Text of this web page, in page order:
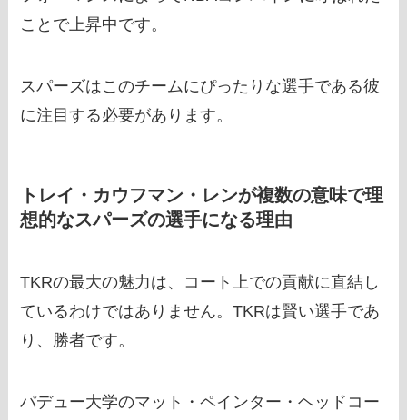
ことで上昇中です。
スパーズはこのチームにぴったりな選手である彼
に注目する必要があります。
トレイ・カウフマン・レンが複数の意味で理
想的なスパーズの選手になる理由
TKRの最大の魅力は、コート上での貢献に直結し
ているわけではありません。TKRは賢い選手であ
り、勝者です。
パデュー大学のマット・ペインター・ヘッドコー